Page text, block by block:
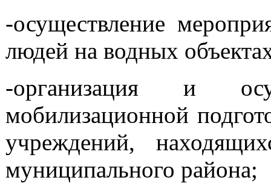
-осуществление
людей на водных
-организация и
мобилизационной
учреждений,
муниципального района;